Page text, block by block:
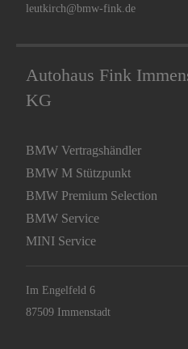
leutkirch@bmw-fink.de
Autohaus Fink
KG
BMW Vertragshändler
BMW M Stützpunkt
BMW Premium Selection
BMW Service
MINI Service
Im Engelfeld 6
87509 Immenstadt